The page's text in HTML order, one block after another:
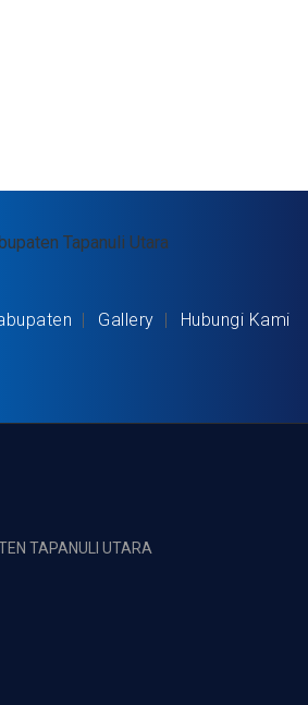
Gallery Hubungi Kami
TAPANULI UTARA